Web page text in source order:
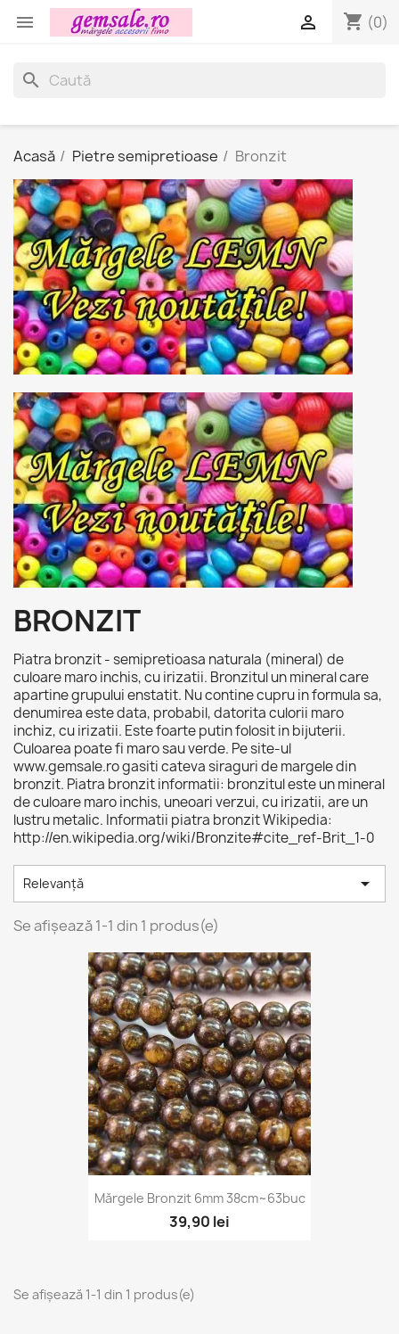
 shopping_cart (0)

search
Acasă Pietre semipretioase Bronzit
BRONZIT
Piatra bronzit - semipretioasa naturala (mineral) de
culoare maro inchis, cu irizatii. Bronzitul un mineral care
apartine grupului enstatit. Nu contine cupru in formula sa,
denumirea este data, probabil, datorita culorii maro
inchiz, cu irizatii. Este foarte putin folosit in bijuterii.
Culoarea poate fi maro sau verde. Pe site-ul
www.gemsale.ro gasiti cateva siraguri de margele din
bronzit. Piatra bronzit informatii: bronzitul este un mineral
de culoare maro inchis, uneoari verzui, cu irizatii, are un
lustru metalic. Informatii piatra bronzit Wikipedia:
http://en.wikipedia.org/wiki/Bronzite#cite_ref-Brit_1-0
Relevanță 
Se afișează 1-1 din 1 produs(e)
Mărgele Bronzit 6mm 38cm~63buc
39,90 lei
Se afișează 1-1 din 1 produs(e)